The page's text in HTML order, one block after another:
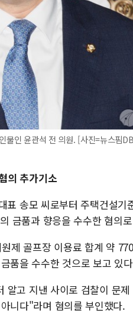
물인 윤관석 전 의원. [사진=뉴스핌
의 추가기소
송모 씨로부터 주택건설기
금품과 향응을 수수한 혐의
제 골프장 이용료 합계 약
품을 수수한 것으로 보고 있
고 지낸 사이로 검찰이 문
니다"라며 혐의를 부인했다.